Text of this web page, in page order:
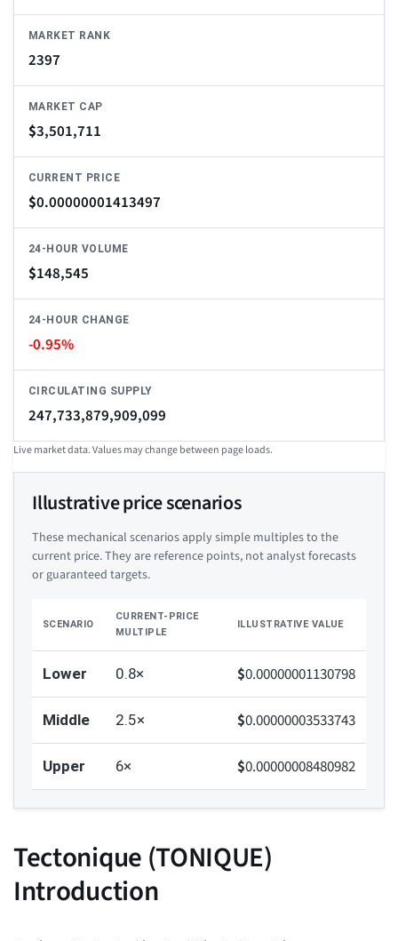
MARKET RANK
2397
MARKET CAP
$3,501,711
CURRENT PRICE
$0.00000001413497
24-HOUR VOLUME
$148,545
24-HOUR CHANGE
-0.95%
CIRCULATING SUPPLY
247,733,879,909,099
Live market data. Values may change between page loads.
Illustrative price scenarios
These mechanical scenarios apply simple multiples to the
current price. They are reference points, not analyst forecasts
or guaranteed targets.
SCENARIO
CURRENT-PRICE
MULTIPLE
ILLUSTRATIVE VALUE
Lower 0.8× $0.00000001130798
Middle 2.5× $0.00000003533743
Upper 6× $0.00000008480982
Tectonique (TONIQUE)
Introduction